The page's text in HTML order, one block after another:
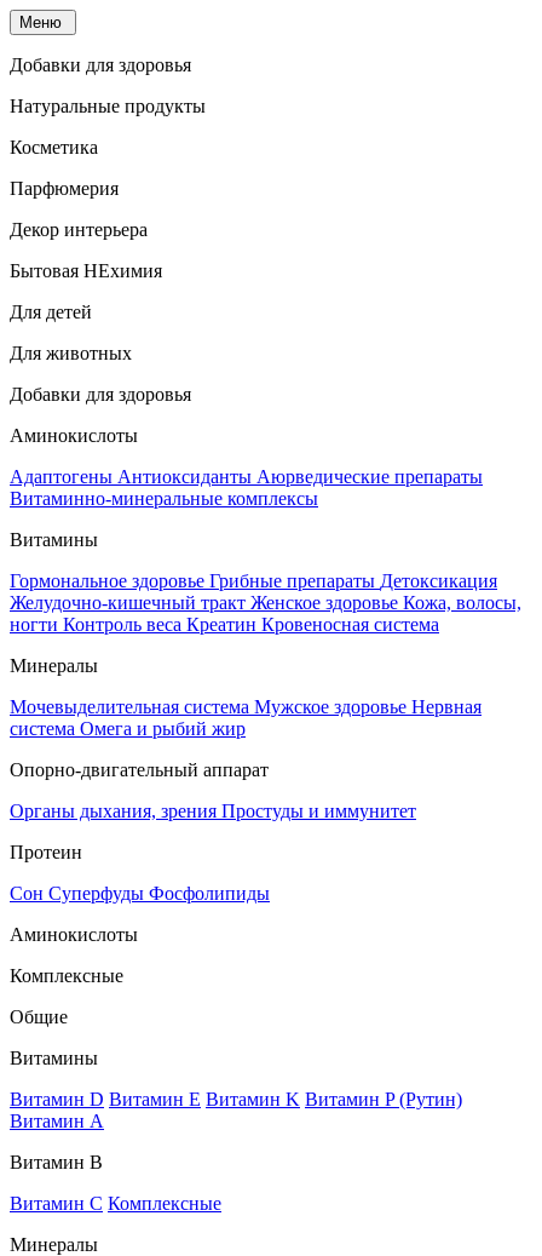
Меню
Добавки для здоровья
Натуральные продукты
Косметика
Парфюмерия
Декор интерьера
Бытовая НЕхимия
Для детей
Для животных
Добавки для здоровья
Аминокислоты
Адаптогены Антиоксиданты Аюрведические препараты
Витаминно-минеральные комплексы
Витамины
Гормональное здоровье Грибные препараты Детоксикация
Желудочно-кишечный тракт Женское здоровье Кожа, волосы,
ногти Контроль веса Креатин Кровеносная система
Минералы
Мочевыделительная система Мужское здоровье Нервная
система Омега и рыбий жир
Опорно-двигательный аппарат
Органы дыхания, зрения Простуды и иммунитет
Протеин
Сон Суперфуды Фосфолипиды
Аминокислоты
Комплексные
Общие
Витамины
Витамин D Витамин E Витамин K Витамин P (Рутин)
Витамин А
Витамин В
Витамин C Комплексные
Минералы